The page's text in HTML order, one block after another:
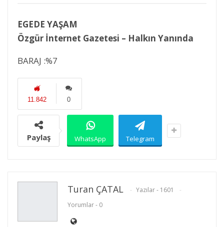
EGEDE YAŞAM
Özgür İnternet Gazetesi – Halkın Yanında
BARAJ :%7
0
11.842
Paylaş WhatsApp Telegram
Turan ÇATAL
Yazılar - 1601
Yorumlar - 0